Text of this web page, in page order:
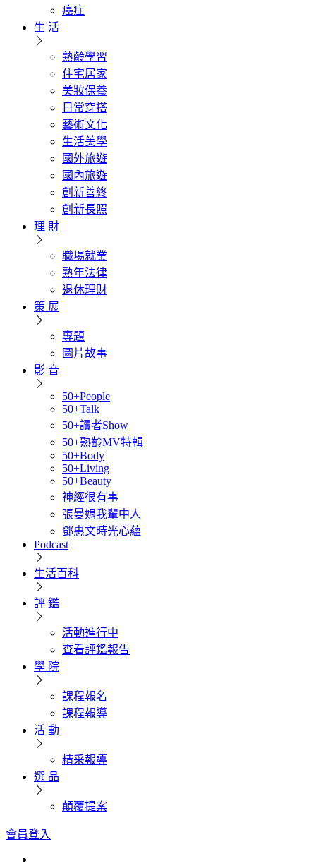
癌症
生 活
熟齡學習
住宅居家
美妝保養
日常穿搭
藝術文化
生活美學
國外旅遊
國內旅遊
創新善終
創新長照
理 財
職場就業
熟年法律
退休理財
策 展
專題
圖片故事
影 音
50+People
50+Talk
50+讀者Show
50+熟齡MV特輯
50+Body
50+Living
50+Beauty
神經很有事
張曼娟我輩中人
鄧惠文時光心蘊
Podcast
生活百科
評 鑑
活動進行中
查看評鑑報告
學 院
課程報名
課程報導
活 動
精采報導
選 品
顛覆提案
會員登入